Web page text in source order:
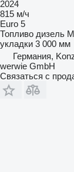
2024
815 м/ч
Euro 5
Топливо дизель
укладки 3 000 мм
Германия,
werwie GmbH
Связаться с